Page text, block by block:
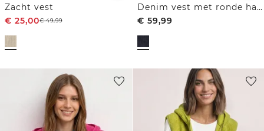
Zacht vest
€ 25,00€49,99
Denim vest met ronde hals en knopen
€ 59,99